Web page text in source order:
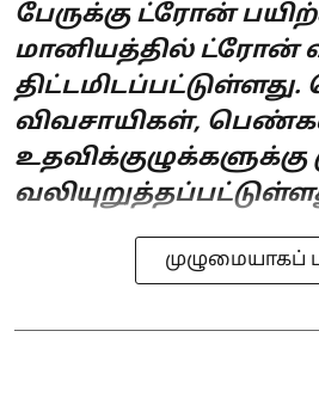
பேருக்கு ட்ரோன்
மானியத்தில் ட்ரோன்
விவசாயிகள்,
முழுமையாகப்